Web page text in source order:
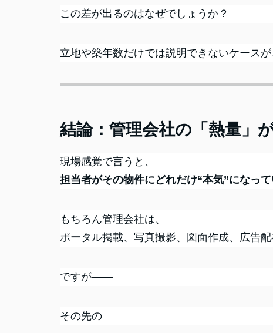
この差が出るのはなぜでしょうか？
立地や築年数だけでは説明できないケースが
結論：管理会社の「熱量」
現場感覚で言うと、
担当者がその物件にどれだけ“本気”になっ
もちろん管理会社は、
ポータル掲載、写真撮影、図面作成、広告
ですが――
その先の